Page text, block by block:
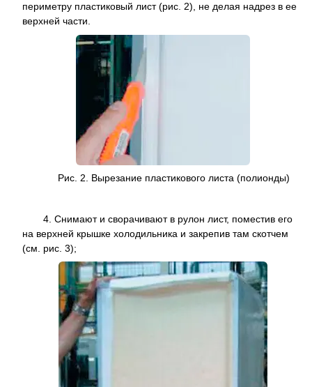
периметру пластиковый лист (рис. 2), не делая надрез в ее
верхней части.
Рис. 2. Вырезание пластикового листа (полионды)
4. Снимают и сворачивают в рулон лист, поместив его
на верхней крышке холодильника и закрепив там скотчем
(см. рис. 3);